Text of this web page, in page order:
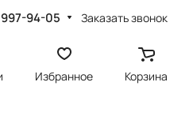
94-05 Заказать звонок
Избранное Корзина